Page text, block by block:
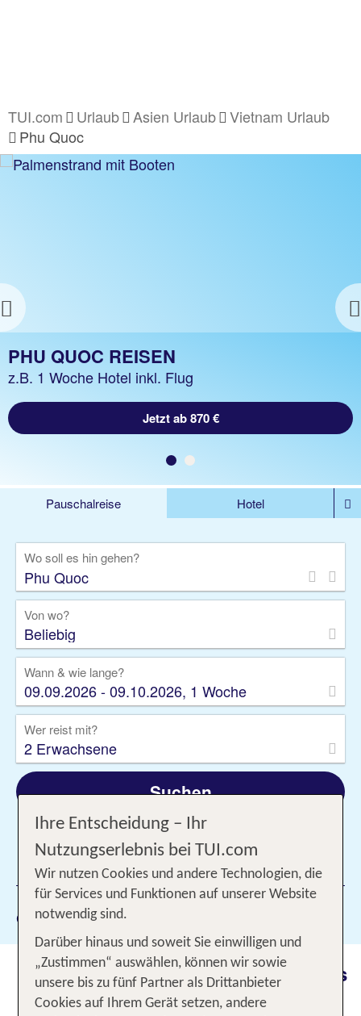
TUI.com Urlaub Asien Urlaub
Vietnam Urlaub
Phu Quoc
Previous
PHU QUOC REISEN
z.B. 1 Woche Hotel inkl. Flug
Jetzt ab 870 €
PHU QUOC HOTELS
Pauschalreise
Hotel
Kreuzfahrten
Rundreisen
Privattransfer
Zusatzleistungen
Wo soll es hin gehen?
Von wo?
Beliebig
Wann & wie lange?
09.09.2026 - 09.10.2026, 1 Woche
Wer reist mit?
2 Erwachsene
Suchen
1 Filter hinzugefügt
Gewählte Filter:
Phu Quoc: Vietnams traumhaftes
Inselparadies
Ihre Entscheidung – Ihr
Nutzungserlebnis bei TUI.com
Wir nutzen Cookies und andere Technologien, die
für Services und Funktionen auf unserer Website
notwendig sind.
Darüber hinaus und soweit Sie einwilligen und
„Zustimmen“ auswählen, können wir sowie
unsere bis zu fünf Partner als Drittanbieter
Cookies auf Ihrem Gerät setzen, andere